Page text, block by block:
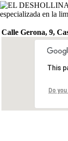
especializada en la
Calle Gerona, 9,
This
Do